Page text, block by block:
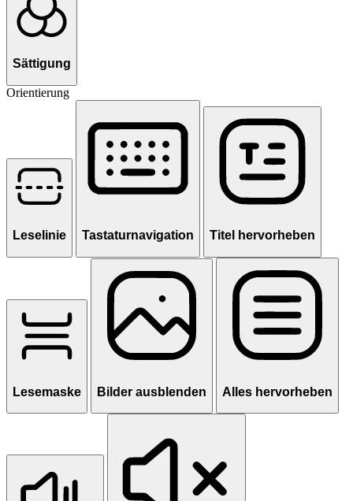
Sättigung
Orientierung
Leselinie Tastaturnavigation Titel hervorheben
Lesemaske Bilder ausblenden Alles hervorheben